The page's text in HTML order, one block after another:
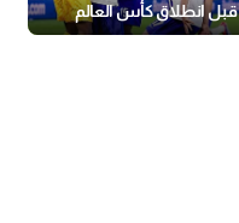
قبل انطلاق كأس العالم